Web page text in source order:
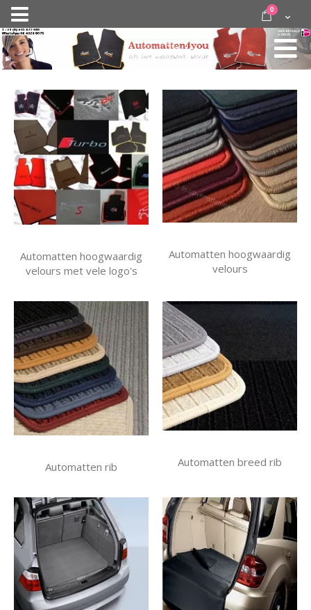
Nav
activeren
door
inhoud
Cart
0 items
Automatten hoogwaardig
velours met vele logo's
Automatten hoogwaardig
velours
Automatten rib Automatten breed rib